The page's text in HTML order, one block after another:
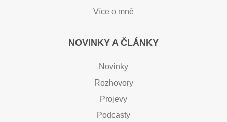
Více o mně
NOVINKY A ČLÁNKY
Novinky
Rozhovory
Projevy
Podcasty